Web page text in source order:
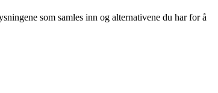
som samles inn og alternativene du har for å